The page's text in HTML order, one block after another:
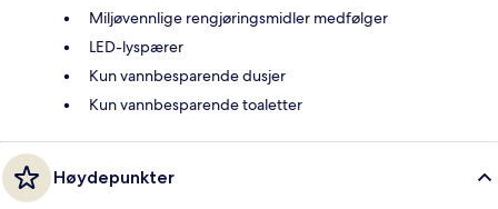
Miljøvennlige rengjøringsmidler medfølger
LED-lyspærer
Kun vannbesparende dusjer
Kun vannbesparende toaletter
Høydepunkter